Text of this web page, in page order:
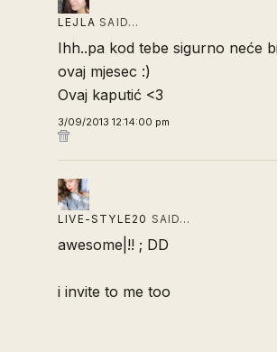
LEJLA SAID…
Ihh..pa kod tebe sigurno neće
ovaj mjesec :)
Ovaj kaputić <3
3/09/2013 12:14:00 pm
LIVE-STYLE20 SAID…
awesome|!! ; DD
i invite to me too